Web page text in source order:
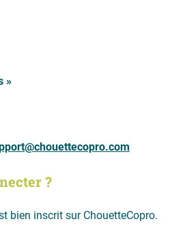
»
?
bien inscrit sur ChouetteCopro.